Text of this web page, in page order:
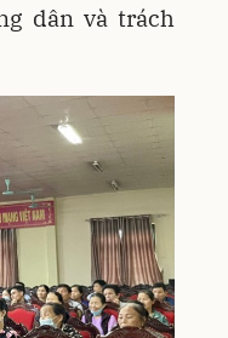
dân và trách